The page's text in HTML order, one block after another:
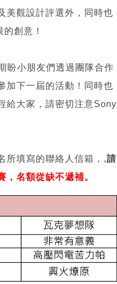
美觀設計評選外，同時也
創意！
盼小朋友們透過團隊合作
加下一屆的活動！同時也
給大家，請密切注意Sony
所填寫的聯絡人信箱，,請
名額從缺不遞補。